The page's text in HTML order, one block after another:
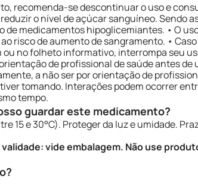
recomenda-se descontinuar o uso e
o nível de açúcar sanguíneo.
de medicamentos hipoglicemiantes. • O
risco de aumento de sangramento. •
no folheto informativo, interrompa seu
de profissional de saúde antes
a não ser por orientação de
tomando. Interações podem ocorrer
tempo.
guardar este medicamento?
15 e 30°C). Proteger da luz e umidade.
vide embalagem. Não use